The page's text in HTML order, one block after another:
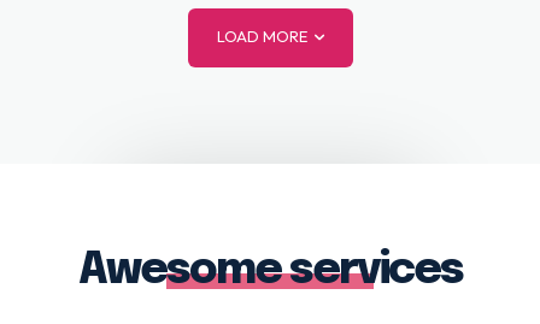
LOAD MORE
Awesome services